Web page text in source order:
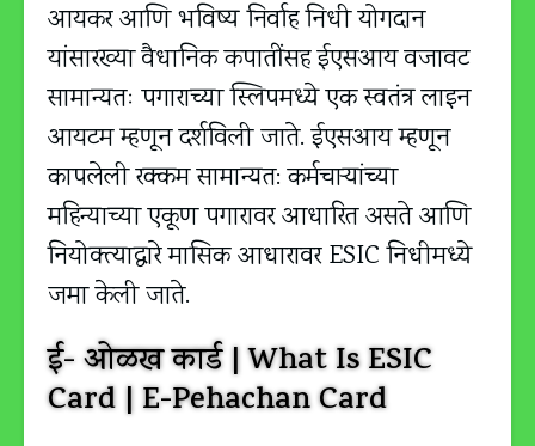
आयकर आणि भविष्य निर्वाह निधी योगदान
यांसारख्या वैधानिक कपातींसह ईएसआय वजावट
सामान्यतः पगाराच्या स्लिपमध्ये एक स्वतंत्र लाइन
आयटम म्हणून दर्शविली जाते. ईएसआय म्हणून
कापलेली रक्कम सामान्यत: कर्मचार्‍यांच्या
महिन्याच्या एकूण पगारावर आधारित असते आणि
नियोक्त्याद्वारे मासिक आधारावर ESIC निधीमध्ये
जमा केली जाते.
ई- ओळख कार्ड | What Is ESIC
Card | E-Pehachan Card